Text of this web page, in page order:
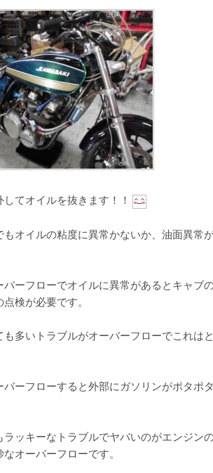
してオイルを抜きます！！
もオイルの粘度に異常かないか、油面異常
バーフローでオイルに異常があるとキャブ
検が必要です。
も多いトラブルがオーバーフローでこれは
バーフローすると外部にガソリンがポタポ
ラッキーなトラブルでヤバいのがエンジン
オーバーフローです。